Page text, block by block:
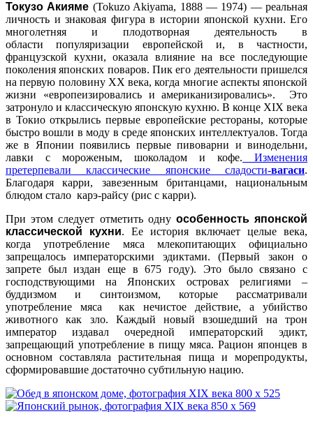
Токузо Акияме (Tokuzo Akiyama, 1888 — 1974) — реальная
личность и знаковая фигура в истории японской кухни. Его
многолетняя и плодотворная деятельность в
области популяризации европейской и, в частности,
французской кухни, оказала влияние на все последующие
поколения японских поваров. Пик его деятельности пришелся
на первую половину XX века, когда многие аспекты японской
жизни «европеизировались и американизировались». Это
затронуло и классическую японскую кухню. В конце XIX века
в Токио открылись первые европейские рестораны, которые
быстро вошли в моду в среде японских интеллектуалов. Тогда
же в Японии появились первые пивоварни и винодельни,
лавки с мороженым, шоколадом и кофе. Изменения
претерпевали классические японские сладости-вагаси.
Благодаря карри, завезенным британцами, национальным
блюдом стало карэ-райсу (рис с карри).
При этом следует отметить одну особенность японской
классической кухни. Ее история включает целые века,
когда употребление мяса млекопитающих официально
запрещалось императорскими эдиктами. (Первый закон о
запрете был издан еще в 675 году). Это было связано с
господствующими на Японских островах религиями –
буддизмом и синтоизмом, которые рассматривали
употребление мяса как нечистое действие, а убийство
животного как зло. Каждый новый взошедший на трон
император издавал очередной императорский эдикт,
запрещающий употребление в пищу мяса. Рацион японцев в
основном составляла растительная пища и морепродукты,
сформировавшие достаточно субтильную нацию.